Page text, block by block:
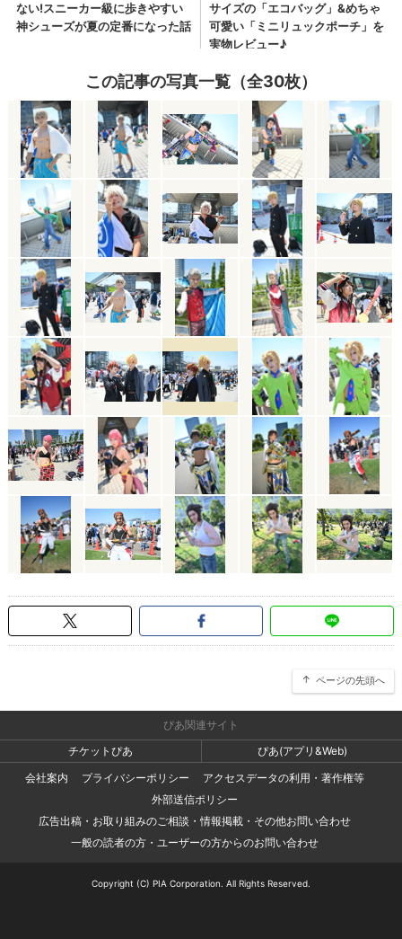
この記事の写真一覧（全30枚）
ページの先頭へ
ぴあ関連サイト
チケットぴあ
ぴあ(アプリ&Web)
会社案内
プライバシーポリシー
アクセスデータの利用・著作権等
外部送信ポリシー
広告出稿・お取り組みのご相談・情報掲載・その他お問い合わせ
一般の読者の方・ユーザーの方からのお問い合わせ
Copyright (C) PIA Corporation. All Rights Reserved.